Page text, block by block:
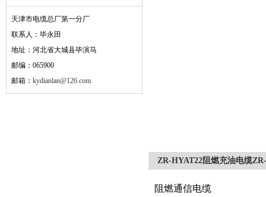
天津市电缆总厂第一分厂
联系人：毕永田
地址：河北省大城县毕演马
邮编：065900
邮箱： kydianlan@126.com
ZR-HYAT22阻燃充油电缆
阻燃通信电缆